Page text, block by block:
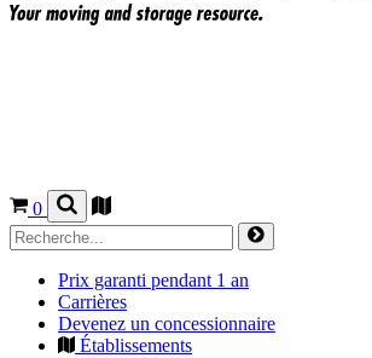
0
Prix garanti pendant 1 an
Carrières
Devenez un concessionnaire
Établissements